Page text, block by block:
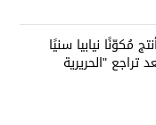
مُكوّنًا نيابيا سنيًا
تراجع "الحريرية